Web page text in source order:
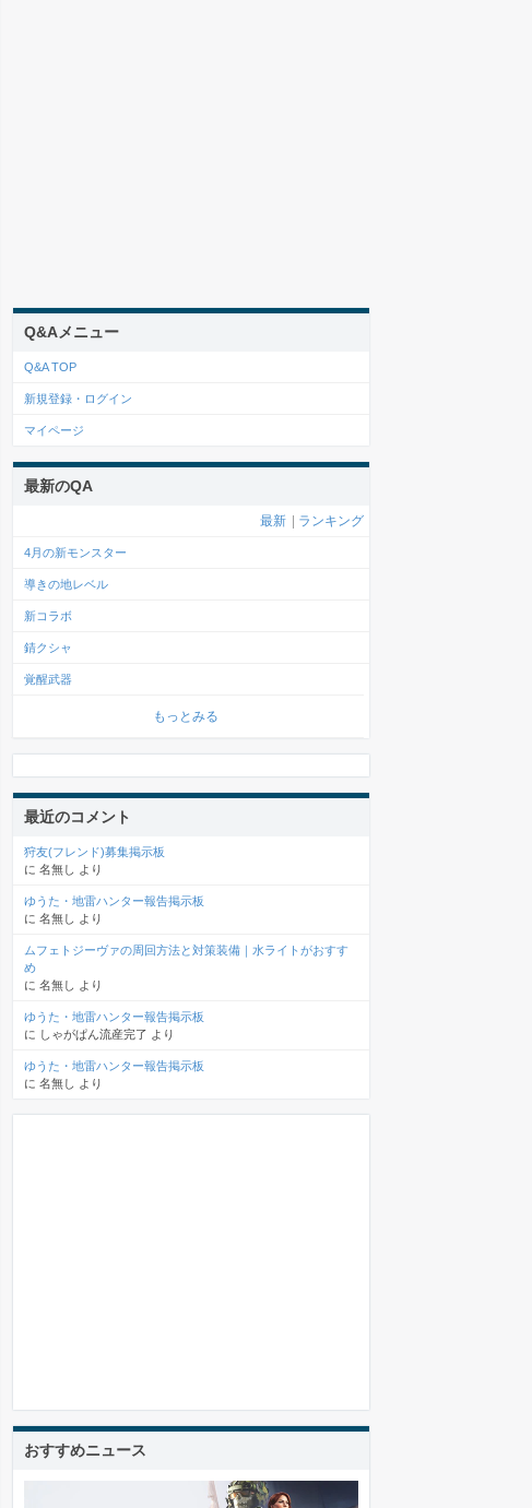
Q&Aメニュー
Q&A TOP
新規登録・ログイン
マイページ
最新のQA
最新 ランキング
4月の新モンスター
導きの地レベル
新コラボ
錆クシャ
覚醒武器
もっとみる
最近のコメント
狩友(フレンド)募集掲示板
に 名無し より
ゆうた・地雷ハンター報告掲示板
に 名無し より
ムフェトジーヴァの周回方法と対策装備｜水ライトがおすす
め
に 名無し より
ゆうた・地雷ハンター報告掲示板
に しゃがぱん流産完了 より
ゆうた・地雷ハンター報告掲示板
に 名無し より
おすすめニュース